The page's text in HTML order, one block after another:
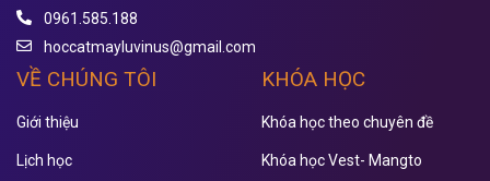
0961.585.188
hoccatmayluvinus@gmail.com
VỀ CHÚNG TÔI
Giới thiệu
Lịch học
KHÓA HỌC
Khóa học theo chuyên đề
Khóa học Vest- Mangto